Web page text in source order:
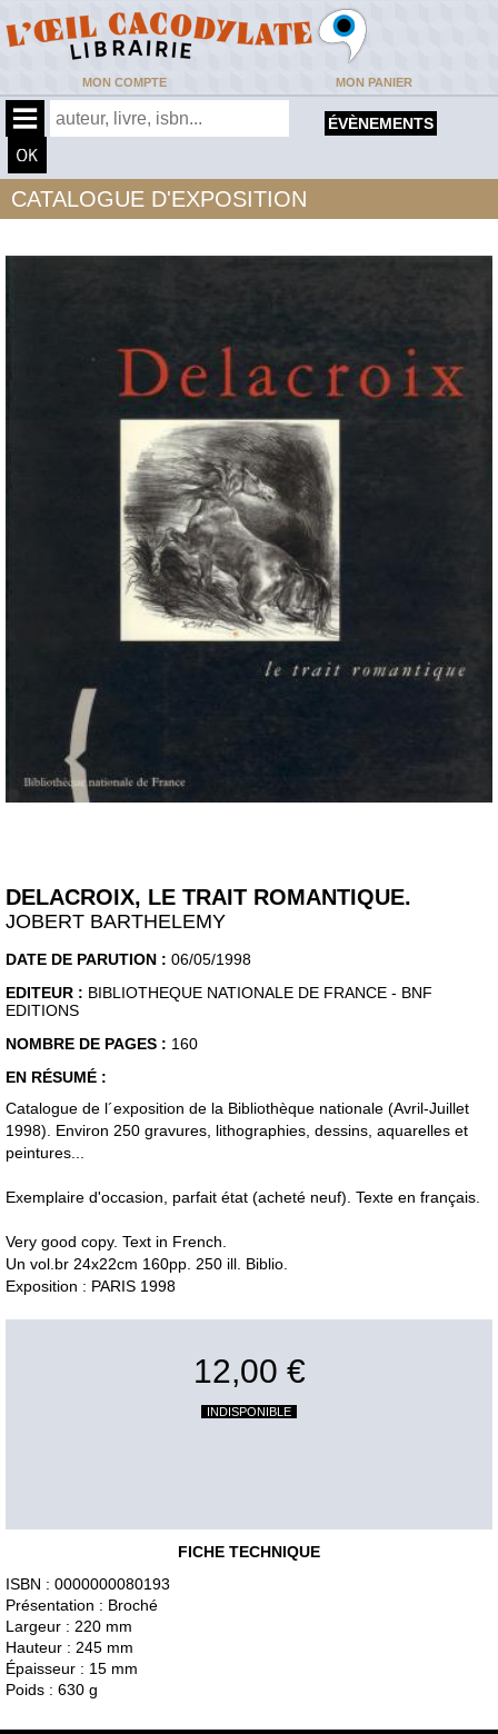
MON COMPTE MON PANIER
ÉVÈNEMENTS
CATALOGUE D'EXPOSITION
DELACROIX, LE TRAIT ROMANTIQUE.
JOBERT BARTHELEMY
DATE DE PARUTION : 06/05/1998
EDITEUR : BIBLIOTHEQUE NATIONALE DE FRANCE - BNF
EDITIONS
NOMBRE DE PAGES : 160
EN RÉSUMÉ :
Catalogue de l´exposition de la Bibliothèque nationale (Avril-Juillet
1998). Environ 250 gravures, lithographies, dessins, aquarelles et
peintures...
Exemplaire d'occasion, parfait état (acheté neuf). Texte en français.
Very good copy. Text in French.
Un vol.br 24x22cm 160pp. 250 ill. Biblio.
Exposition : PARIS 1998
12,00 €
INDISPONIBLE
FICHE TECHNIQUE
ISBN : 0000000080193
Présentation : Broché
Largeur : 220 mm
Hauteur : 245 mm
Épaisseur : 15 mm
Poids : 630 g